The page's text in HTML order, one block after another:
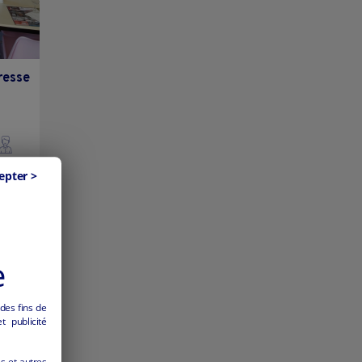
fins de
publicité
>